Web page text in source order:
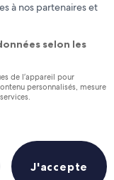
9 août
à nos partenaires et
selon les
de l’appareil pour
personnalisés, mesure
J'accepte